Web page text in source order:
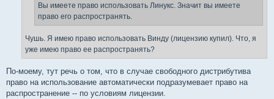
Вы имеете право использовать Линукс. Значит вы имеете
право его распространять.
Чушь. Я имею право использовать Винду (лицензию купил). Что, я
уже имею право ее распространять?
По-моему, тут речь о том, что в случае свободного дистрибутива
право на использование автоматически подразумевает право на
распространение -- по условиям лицензии.